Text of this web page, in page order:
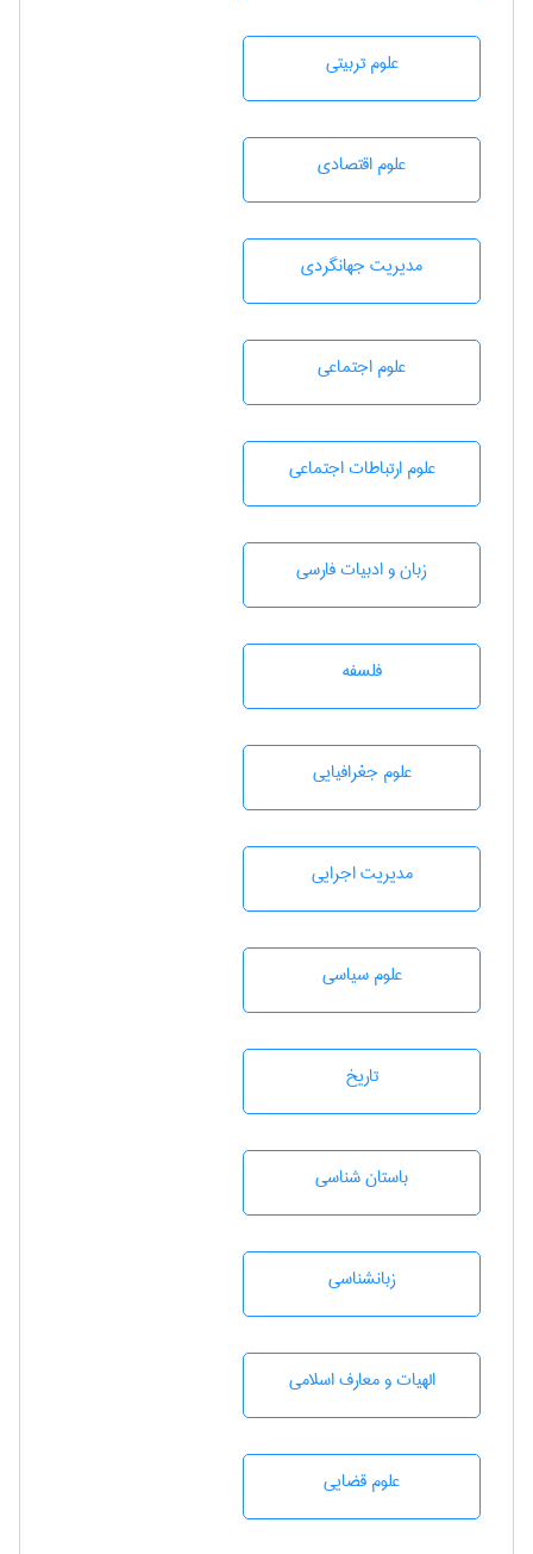
علوم تربيتی
علوم اقتصادی
مديريت جهانگردی
علوم اجتماعی
علوم ارتباطات اجتماعی
زبان و ادبيات فارسی
فلسفه
علوم جغرافيايی
مديريت اجرايی
علوم سياسی
تاريخ
باستان شناسی
زبانشناسی
الهیات و معارف اسلامی
علوم قضایی